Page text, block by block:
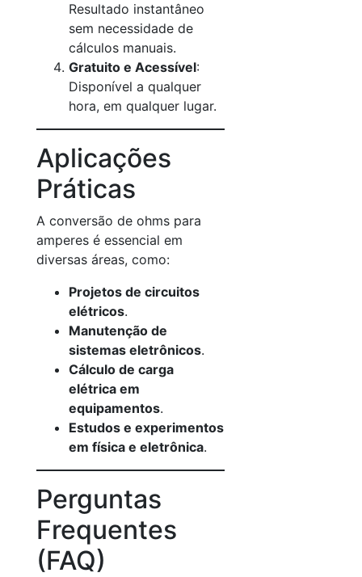
Resultado instantâneo
sem necessidade de
cálculos manuais.
Gratuito e Acessível:
Disponível a qualquer
hora, em qualquer lugar.
Aplicações
Práticas
A conversão de ohms para
amperes é essencial em
diversas áreas, como:
Projetos de circuitos
elétricos.
Manutenção de
sistemas eletrônicos.
Cálculo de carga
elétrica em
equipamentos.
Estudos e experimentos
em física e eletrônica.
Perguntas
Frequentes
(FAQ)